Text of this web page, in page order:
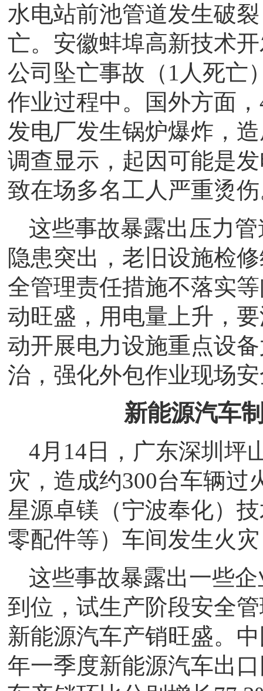
水电站前池管道发生破
亡。安徽蚌埠高新技术
公司坠亡事故（1人死亡
作业过程中。国外方面
发电厂发生锅炉爆炸，
调查显示，起因可能是
致在场多名工人严重烫
这些事故暴露出压力
隐患突出，老旧设施检
全管理责任措施不落实
动旺盛，用电量上升，
动开展电力设施重点设
治，强化外包作业现场
新能源汽车
4月14日，广东深圳坪
灾，造成约300台车辆过
星源卓镁（宁波奉化）
零配件等）车间发生火
这些事故暴露出一些
到位，试生产阶段安全
新能源汽车产销旺盛。
年一季度新能源汽车出